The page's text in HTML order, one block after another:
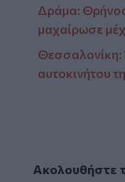
Δράμα:
μαχαίρωσε
Θεσσαλονίκη:
αυτοκινήτου
Ακολουθήστε